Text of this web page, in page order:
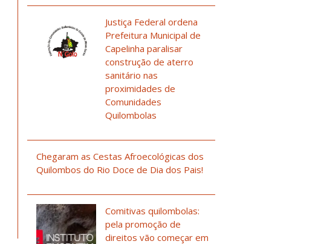
Justiça Federal ordena
Prefeitura Municipal de
Capelinha paralisar
construção de aterro
sanitário nas
proximidades de
Comunidades
Quilombolas
Chegaram as Cestas Afroecológicas dos
Quilombos do Rio Doce de Dia dos Pais!
Comitivas quilombolas:
pela promoção de
direitos vão começar em